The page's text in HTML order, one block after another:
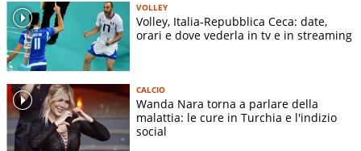
VOLLEY
Volley, Italia-Repubblica Ceca: date,
orari e dove vederla in tv e in streaming
CALCIO
Wanda Nara torna a parlare della
malattia: le cure in Turchia e l'indizio
social